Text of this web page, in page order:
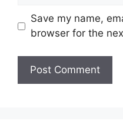
Save my name,
browser for the